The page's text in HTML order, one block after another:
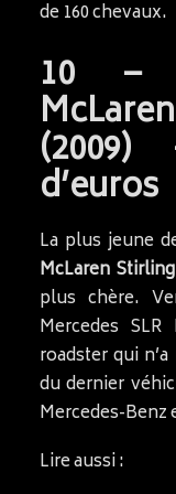
de 160 chevaux.
10 –
d’euros
La plus jeune
McLaren
plus chère.
Mercedes
roadster qui
du dernier
Mercedes-Benz
Lire aussi :